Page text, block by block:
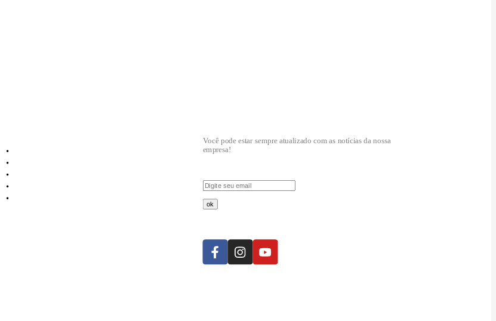
Você pode estar sempre atualizado com as notícias da nossa
empresa!
ok